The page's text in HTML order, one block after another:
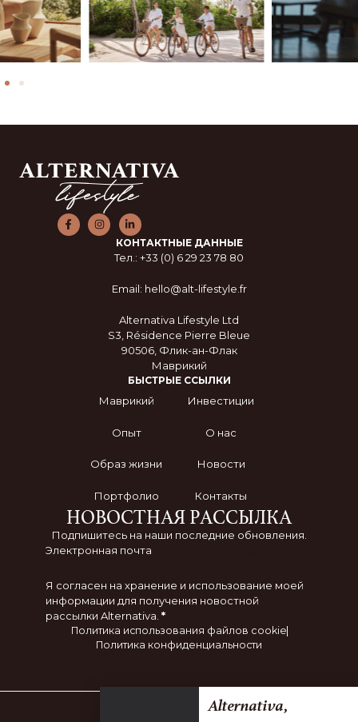
КОНТАКТНЫЕ ДАННЫЕ
Тел.: +33 (0) 6 29 23 78 80
Email: hello@alt-lifestyle.fr
Alternativa Lifestyle Ltd
S3, Résidence Pierre Bleue
90506, Флик-ан-Флак
Маврикий
БЫСТРЫЕ ССЫЛКИ
Маврикий
Опыт
Образ жизни
Портфолио
Инвестиции
О нас
Новости
Контакты
НОВОСТНАЯ РАССЫЛКА
Подпишитесь на наши последние обновления.
Я согласен на хранение и использование моей
информации для получения новостной
рассылки Alternativa. *
Политика использования файлов cookie
Политика конфиденциальности
Alternativa,